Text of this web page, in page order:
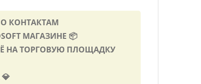
КОНТАКТАМ
МАГАЗИНЕ 📦
НА ТОРГОВУЮ ПЛОЩАДКУ